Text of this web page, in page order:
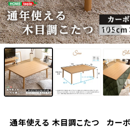
1/13
通年使える 木目調こたつ カーボ